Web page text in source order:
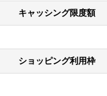
キャッシング限度額
ショッピング利用枠